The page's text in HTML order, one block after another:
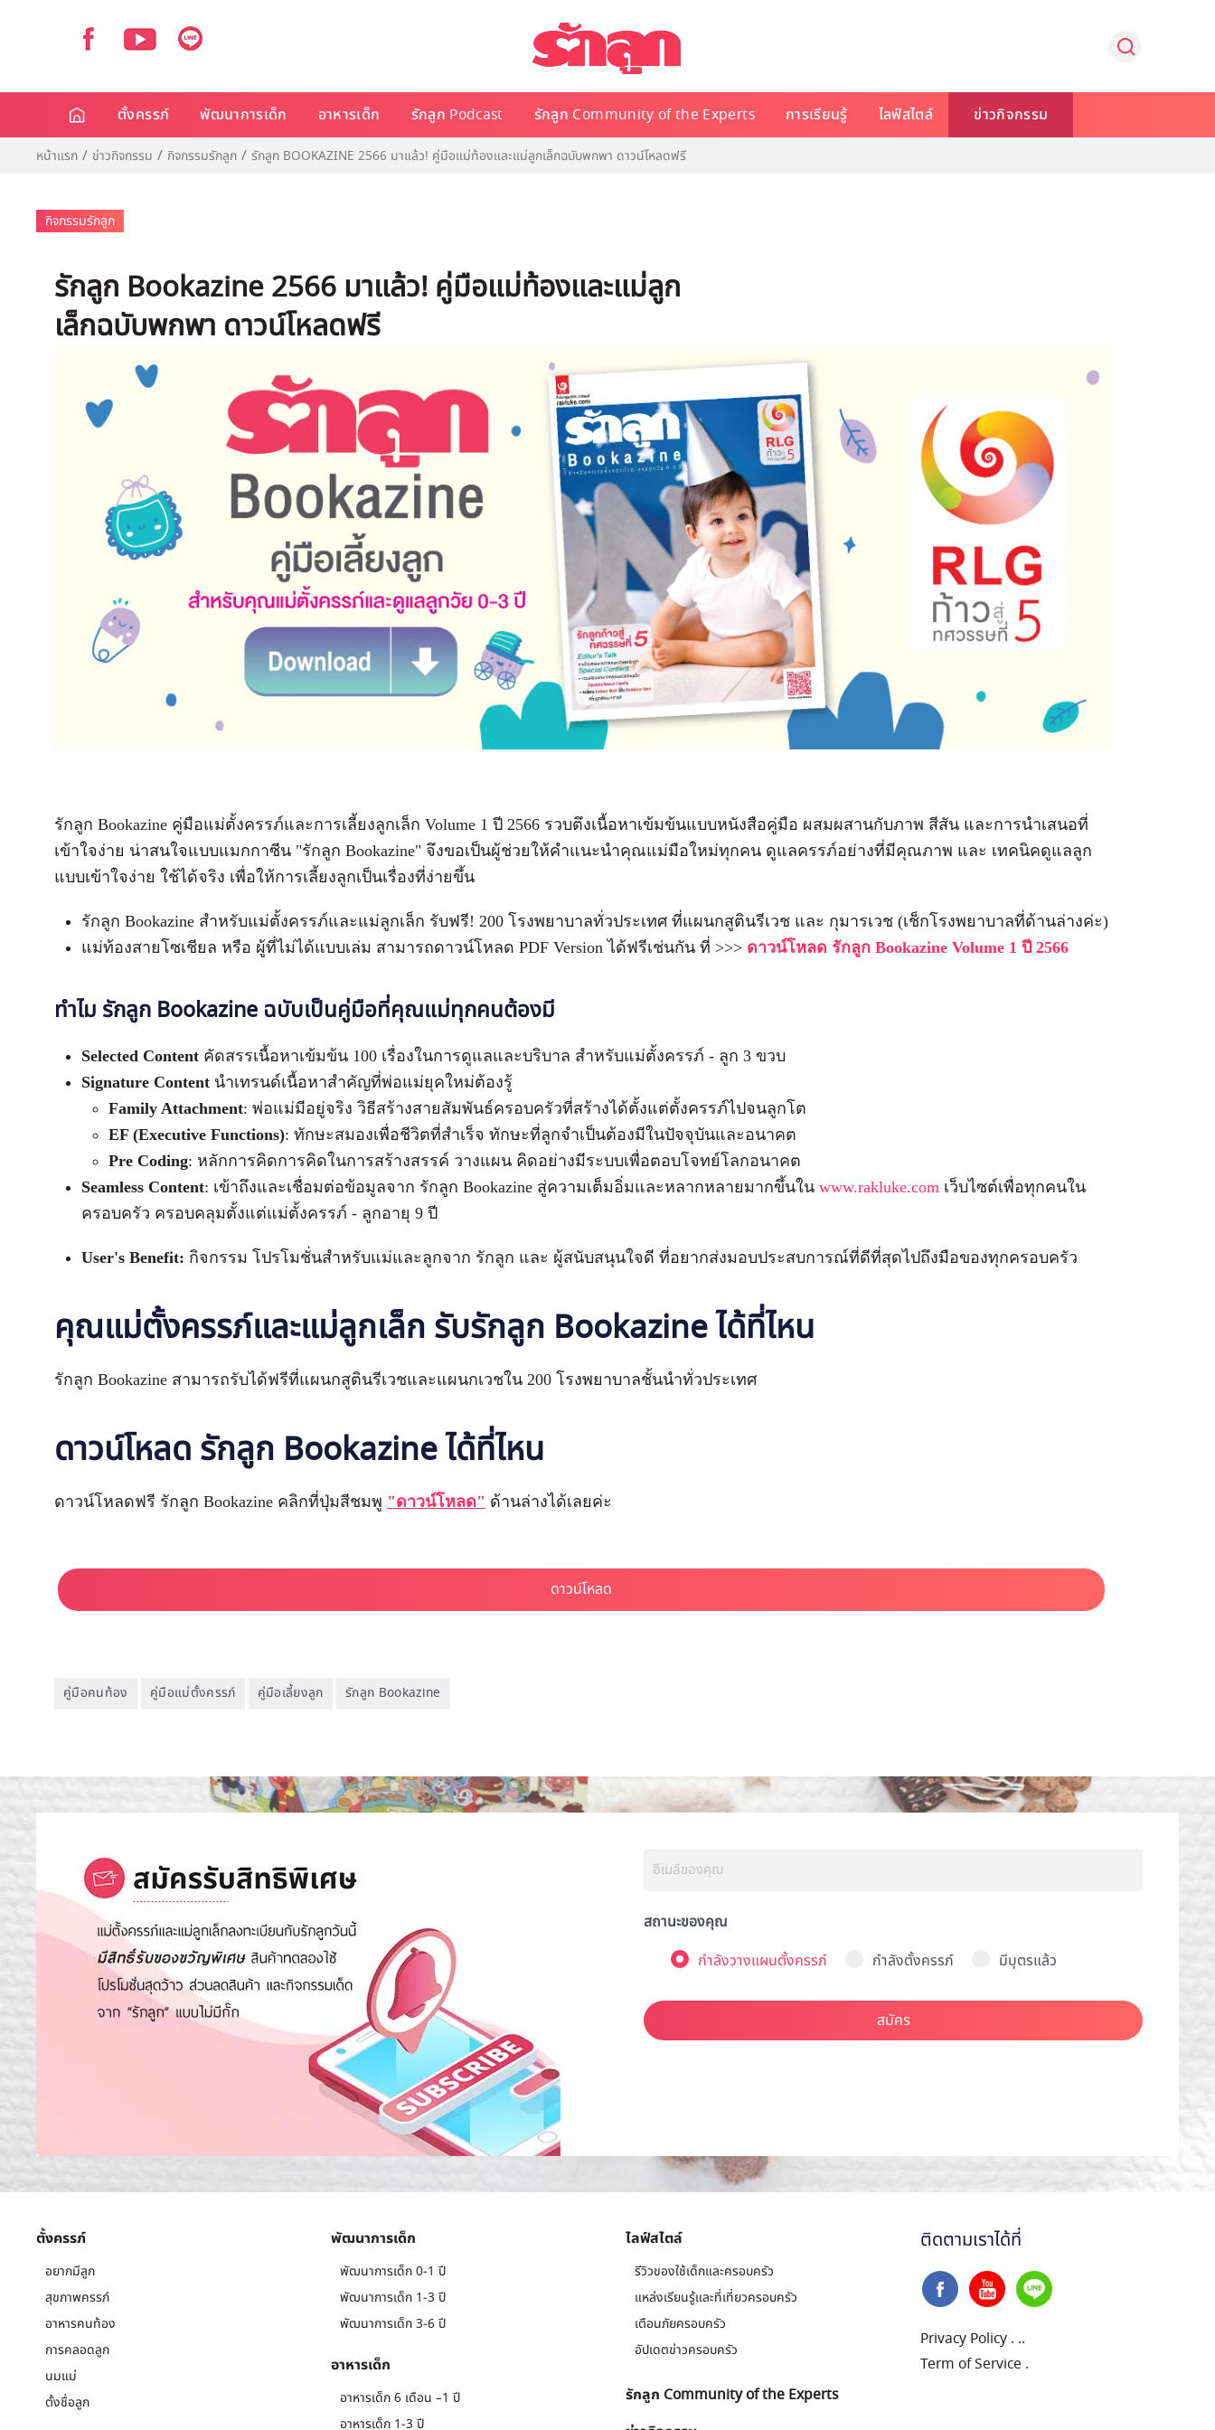
ตั้งครรภ์ พัฒนาการเด็ก อาหารเด็ก รักลูก Podcast รักลูก Community of the Experts การเรียนรู้ ไลฟ์สไตล์ ข่าวกิจกรรม
หน้าแรก ข่าวกิจกรรม กิจกรรมรักลูก รักลูก BOOKAZINE 2566 มาแล้ว! คู่มือแม่ท้องและแม่ลูกเล็กฉบับพกพา ดาวน์โหลดฟรี
กิจกรรมรักลูก
รักลูก Bookazine 2566 มาแล้ว! คู่มือแม่ท้องและแม่ลูก
เล็กฉบับพกพา ดาวน์โหลดฟรี
รักลูก Bookazine คู่มือแม่ตั้งครรภ์และการเลี้ยงลูกเล็ก Volume 1 ปี 2566 รวบตึงเนื้อหาเข้มข้นแบบหนังสือคู่มือ ผสมผสานกับภาพ สีสัน และการนำเสนอที่
เข้าใจง่าย น่าสนใจแบบแมกกาซีน "รักลูก Bookazine" จึงขอเป็นผู้ช่วยให้คำแนะนำคุณแม่มือใหม่ทุกคน ดูแลครรภ์อย่างที่มีคุณภาพ และ เทคนิคดูแลลูก
แบบเข้าใจง่าย ใช้ได้จริง เพื่อให้การเลี้ยงลูกเป็นเรื่องที่ง่ายขึ้น
รักลูก Bookazine สำหรับแม่ตั้งครรภ์และแม่ลูกเล็ก รับฟรี! 200 โรงพยาบาลทั่วประเทศ ที่แผนกสูตินรีเวช และ กุมารเวช (เช็กโรงพยาบาลที่ด้านล่างค่ะ)
แม่ท้องสายโซเชียล หรือ ผู้ที่ไม่ได้แบบเล่ม สามารถดาวน์โหลด PDF Version ได้ฟรีเช่นกัน ที่ >>> ดาวน์โหลด รักลูก Bookazine Volume 1 ปี 2566
ทำไม รักลูก Bookazine ฉบับเป็นคู่มือที่คุณแม่ทุกคนต้องมี
Selected Content คัดสรรเนื้อหาเข้มข้น 100 เรื่องในการดูแลและบริบาล สำหรับแม่ตั้งครรภ์ - ลูก 3 ขวบ
Signature Content นำเทรนด์เนื้อหาสำคัญที่พ่อแม่ยุคใหม่ต้องรู้
Family Attachment: พ่อแม่มีอยู่จริง วิธีสร้างสายสัมพันธ์ครอบครัวที่สร้างได้ตั้งแต่ตั้งครรภ์ไปจนลูกโต
EF (Executive Functions): ทักษะสมองเพื่อชีวิตที่สำเร็จ ทักษะที่ลูกจำเป็นต้องมีในปัจจุบันและอนาคต
Pre Coding: หลักการคิดการคิดในการสร้างสรรค์ วางแผน คิดอย่างมีระบบเพื่อตอบโจทย์โลกอนาคต
Seamless Content: เข้าถึงและเชื่อมต่อข้อมูลจาก รักลูก Bookazine สู่ความเต็มอิ่มและหลากหลายมากขึ้นใน www.rakluke.com เว็บไซต์เพื่อทุกคนใน
ครอบครัว ครอบคลุมตั้งแต่แม่ตั้งครรภ์ - ลูกอายุ 9 ปี
User's Benefit: กิจกรรม โปรโมชั่นสำหรับแม่และลูกจาก รักลูก และ ผู้สนับสนุนใจดี ที่อยากส่งมอบประสบการณ์ที่ดีที่สุดไปถึงมือของทุกครอบครัว
คุณแม่ตั้งครรภ์และแม่ลูกเล็ก รับรักลูก Bookazine ได้ที่ไหน
รักลูก Bookazine สามารถรับได้ฟรีที่แผนกสูตินรีเวชและแผนกเวชใน 200 โรงพยาบาลชั้นนำทั่วประเทศ
ดาวน์โหลด รักลูก Bookazine ได้ที่ไหน
ดาวน์โหลดฟรี รักลูก Bookazine คลิกที่ปุ่มสีชมพู "ดาวน์โหลด" ด้านล่างได้เลยค่ะ
คู่มือคนท้อง คู่มือแม่ตั้งครรภ์ คู่มือเลี้ยงลูก รักลูก Bookazine
สถานะของคุณ
กำลังวางแผนตั้งครรภ์
กำลังตั้งครรภ์ มีบุตรแล้ว
สมัคร
ตั้งครรภ์
อยากมีลูก
สุขภาพครรภ์
อาหารคนท้อง
การคลอดลูก
นมแม่
ตั้งชื่อลูก
พัฒนาการเด็ก
พัฒนาการเด็ก 0-1 ปี
พัฒนาการเด็ก 1-3 ปี
พัฒนาการเด็ก 3-6 ปี
อาหารเด็ก
อาหารเด็ก 6 เดือน –1 ปี
อาหารเด็ก 1-3 ปี
ไลฟ์สไตล์
รีวิวของใช้เด็กและครอบครัว
แหล่งเรียนรู้และที่เที่ยวครอบครัว
เตือนภัยครอบครัว
อัปเดตข่าวครอบครัว
รักลูก Community of the Experts
ติดตามเราได้ที่
Privacy Policy . ..
Term of Service .